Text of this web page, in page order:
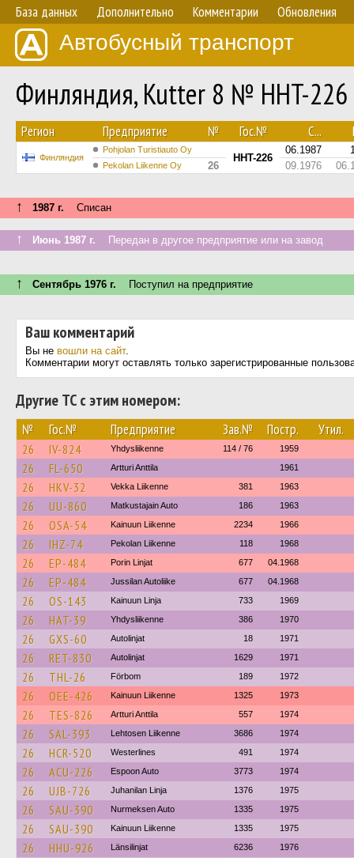
База данных Дополнительно Комментарии Обновления
Автобусный транспорт
Финляндия, Kutter 8 № HHT-226
Регион Предприятие № Гос.№ С...
Финляндия
Pohjolan Turistiauto Oy
HHT-226
06.1987
Pekolan Liikenne Oy 26 09.1976
↑ 1987 г. Списан
↑ Июнь 1987 г. Передан в другое предприятие или на завод
↑ Сентябрь 1976 г. Поступил на предприятие
Ваш комментарий
Вы не вошли на сайт.
Комментарии могут оставлять только зарегистрированные
Другие ТС с этим номером:
№ Гос.№ Предприятие Зав.№ Постр. Утил.
26 IV-824 Yhdysliikenne 114 / 76 1959
26 FL-650 Artturi Anttila 1961
26 HKV-32 Vekka Liikenne 381 1963
26 UU-860 Matkustajain Auto 186 1963
26 OSA-54 Kainuun Liikenne 2234 1966
26 IHZ-74 Pekolan Liikenne 118 1968
26 EP-484 Porin Linjat 677 04.1968
26 EP-484 Jussilan Autoliike 677 04.1968
26 OS-143 Kainuun Linja 733 1969
26 HAT-39 Yhdysliikenne 386 1970
26 GXS-60 Autolinjat 18 1971
26 RET-830 Autolinjat 1629 1971
26 THL-26 Förbom 189 1972
26 OEE-426 Kainuun Liikenne 1325 1973
26 TES-826 Artturi Anttila 557 1974
26 SAL-393 Lehtosen Liikenne 3686 1974
26 HCR-520 Westerlines 491 1974
26 ACU-226 Espoon Auto 3773 1974
26 UJB-726 Juhanilan Linja 1376 1975
26 SAU-390 Nurmeksen Auto 1335 1975
26 SAU-390 Kainuun Liikenne 1335 1975
26 HHU-926 Länsilinjat 6236 1976